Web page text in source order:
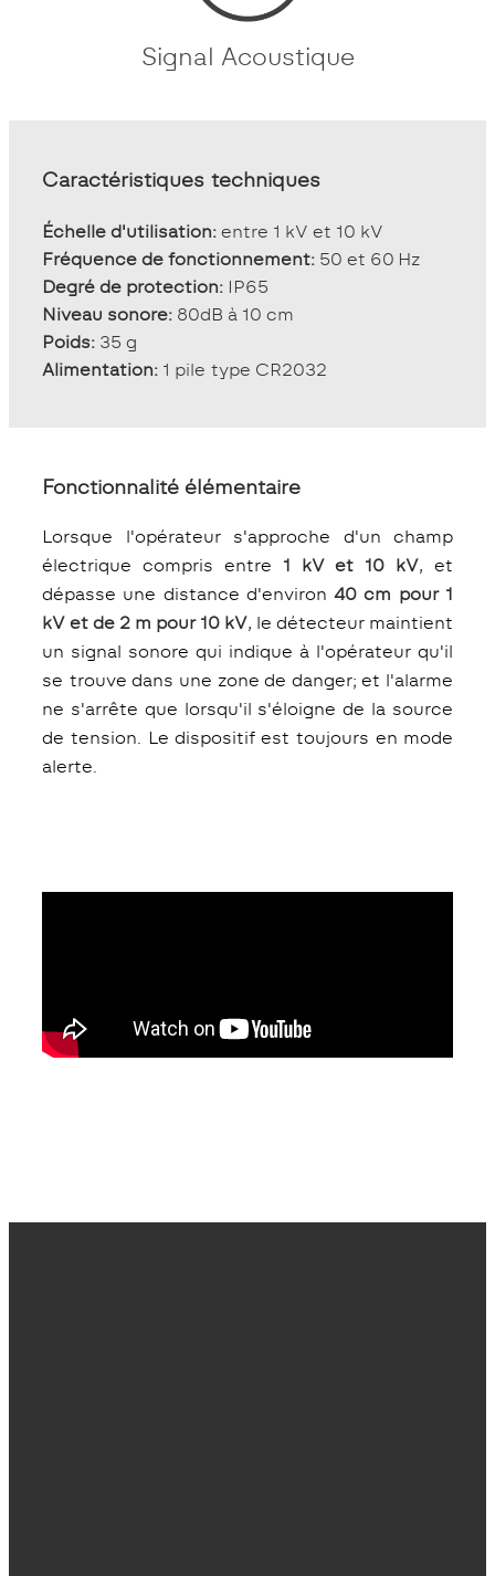
Signal Acoustique
Caractéristiques techniques
Échelle d'utilisation: entre 1 kV et 10 kV
Fréquence de fonctionnement: 50 et 60 Hz
Degré de protection: IP65
Niveau sonore: 80dB à 10 cm
Poids: 35 g
Alimentation: 1 pile type CR2032
Fonctionnalité élémentaire
Lorsque l'opérateur s'approche d'un champ
électrique compris entre 1 kV et 10 kV, et
dépasse une distance d'environ40 cm pour 1
kV et de 2 m pour 10 kV, le détecteur maintient
un signal sonore qui indique à l'opérateur qu'il
se trouve dans une zone de danger; et l'alarme
ne s'arrête que lorsqu'il s'éloigne de la source
de tension. Le dispositif est toujours en mode
alerte.